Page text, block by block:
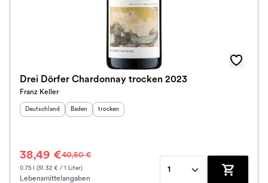
Drei Dörfer Chardonnay trocken 2023
Franz Keller
Herkunftsland
Deutschland Herkunftsregion:
Baden Geschmack
trocken
38,49 €40,50 €
0.75 l (51.32 € / 1 Liter)
Lebensmittelangaben
1
Zum